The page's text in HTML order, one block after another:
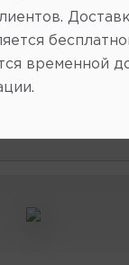
,
в сутки.
2026-08-07
на этой
характер.
временной